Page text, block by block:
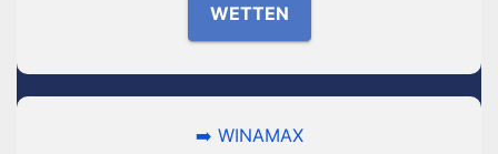
WETTEN
➡️ WINAMAX